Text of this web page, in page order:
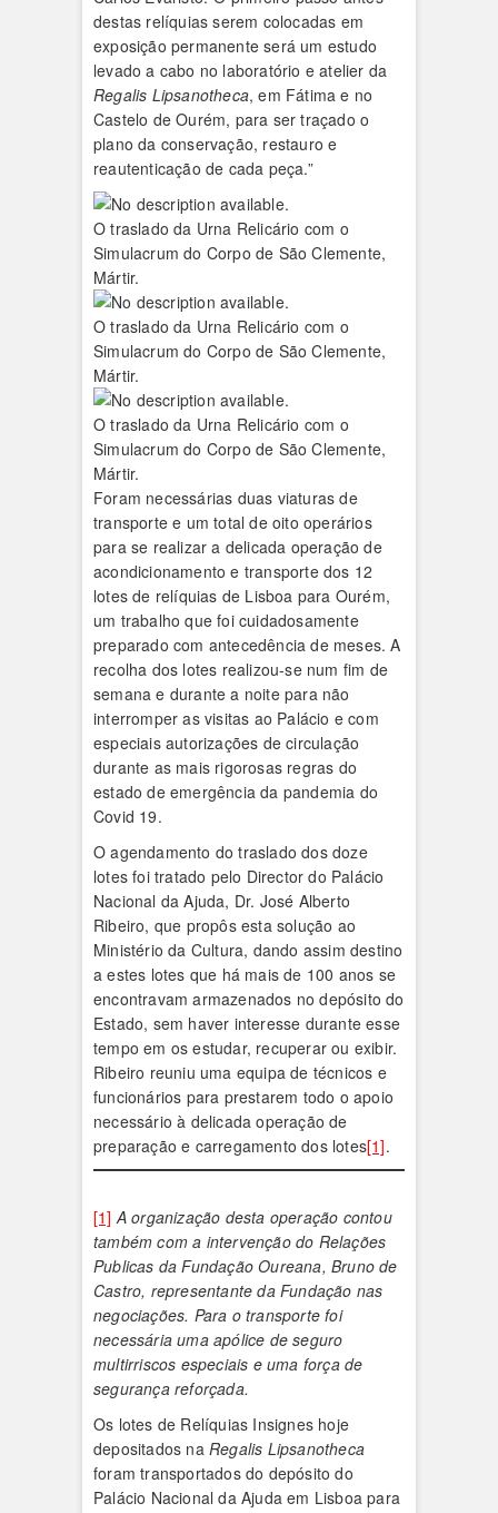
destas relíquias serem colocadas em
exposição permanente será um estudo
levado a cabo no laboratório e atelier da
Regalis Lipsanotheca, em Fátima e no
Castelo de Ourém, para ser traçado o
plano da conservação, restauro e
reautenticação de cada peça.”
O traslado da Urna Relicário com o
Simulacrum do Corpo de São Clemente,
Mártir.
O traslado da Urna Relicário com o
Simulacrum do Corpo de São Clemente,
Mártir.
O traslado da Urna Relicário com o
Simulacrum do Corpo de São Clemente,
Mártir.
Foram necessárias duas viaturas de
transporte e um total de oito operários
para se realizar a delicada operação de
acondicionamento e transporte dos 12
lotes de relíquias de Lisboa para Ourém,
um trabalho que foi cuidadosamente
preparado com antecedência de meses. A
recolha dos lotes realizou-se num fim de
semana e durante a noite para não
interromper as visitas ao Palácio e com
especiais autorizações de circulação
durante as mais rigorosas regras do
estado de emergência da pandemia do
Covid 19.
O agendamento do traslado dos doze
lotes foi tratado pelo Director do Palácio
Nacional da Ajuda, Dr. José Alberto
Ribeiro, que propôs esta solução ao
Ministério da Cultura, dando assim destino
a estes lotes que há mais de 100 anos se
encontravam armazenados no depósito do
Estado, sem haver interesse durante esse
tempo em os estudar, recuperar ou exibir.
Ribeiro reuniu uma equipa de técnicos e
funcionários para prestarem todo o apoio
necessário à delicada operação de
preparação e carregamento dos lotes[1].
[1] A organização desta operação contou
também com a intervenção do Relações
Publicas da Fundação Oureana, Bruno de
Castro, representante da Fundação nas
negociações. Para o transporte foi
necessária uma apólice de seguro
multirriscos especiais e uma força de
segurança reforçada.
Os lotes de Relíquias Insignes hoje
depositados na Regalis Lipsanotheca
foram transportados do depósito do
Palácio Nacional da Ajuda em Lisboa para